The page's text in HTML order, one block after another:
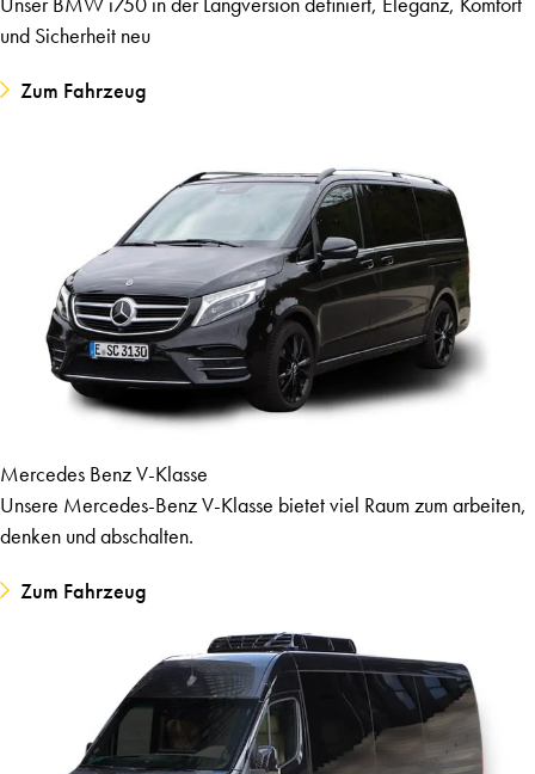
und Sicherheit neu
Zum Fahrzeug
Mercedes Benz V-Klasse
Unsere Mercedes-Benz V-Klasse bietet viel Raum zum arbeiten,
denken und abschalten.
Zum Fahrzeug